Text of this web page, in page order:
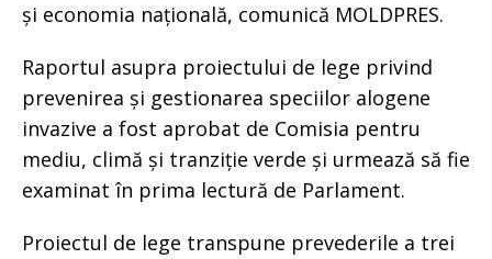
și economia națională, comunică MOLDPRES.
Raportul asupra proiectului de lege privind
prevenirea și gestionarea speciilor alogene
invazive a fost aprobat de Comisia pentru
mediu, climă și tranziție verde și urmează să fie
examinat în prima lectură de Parlament.
Proiectul de lege transpune prevederile a trei